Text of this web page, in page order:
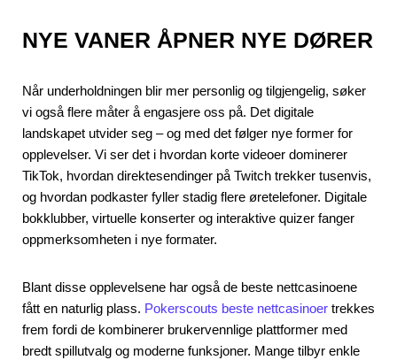
NYE VANER ÅPNER NYE DØRER
Når underholdningen blir mer personlig og tilgjengelig, søker
vi også flere måter å engasjere oss på. Det digitale
landskapet utvider seg – og med det følger nye former for
opplevelser. Vi ser det i hvordan korte videoer dominerer
TikTok, hvordan direktesendinger på Twitch trekker tusenvis,
og hvordan podkaster fyller stadig flere øretelefoner. Digitale
bokklubber, virtuelle konserter og interaktive quizer fanger
oppmerksomheten i nye formater.
Blant disse opplevelsene har også de beste nettcasinoene
fått en naturlig plass. Pokerscouts beste nettcasinoer trekkes
frem fordi de kombinerer brukervennlige plattformer med
bredt spillutvalg og moderne funksjoner. Mange tilbyr enkle